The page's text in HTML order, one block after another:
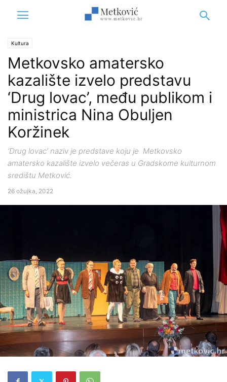
Kultura
Metkovsko amatersko
kazalište izvelo predstavu
‘Drug lovac’, među publikom i
ministrica Nina Obuljen
Koržinek
‘Drug lovac’ naziv je predstave koju je Metkovsko
amatersko kazalište izvelo večeras u Gradskome kulturnom
središtu Metković.
26 ožujka, 2022